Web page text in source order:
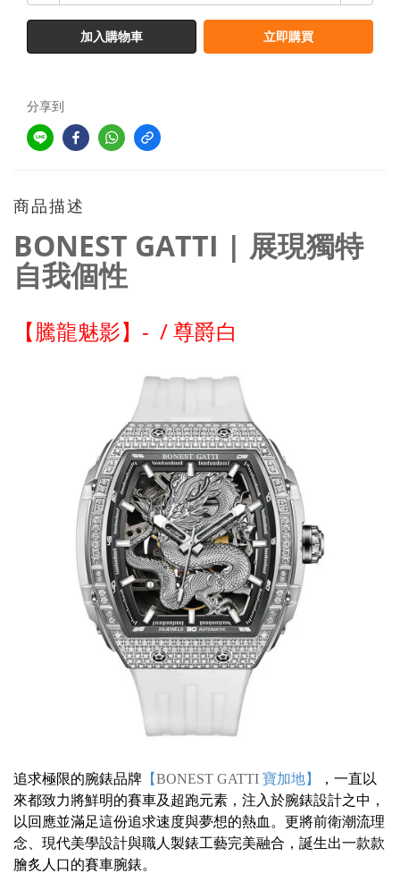
加入購物車 立即購買
分享到
商品描述
BONEST GATTI | 展現獨特
自我個性
【騰龍魅影】 - / 尊爵白
追求極限的腕錶品牌 【BONEST GATTI 寶加地】
，一直以
來都致力將鮮明的賽車及超跑元素，注入於腕錶設計之中，
以回應並滿足這份追求速度與夢想的熱血。更將前衛潮流理
念、現代美學設計與職人製錶工藝完美融合，誕生出一款款
膾炙人口的賽車腕錶。